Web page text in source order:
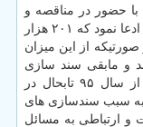
با حضور در مناقصه و
البته با رانت در مناقصه برنده شد، در سال ۹۴ ادعا نمود كه ۲۰۱ هزار
از این میزان
و مابقی سند سازی
بود كه امروز به سبب همین سند سازی ها از سال ۹۵ تابحال در
به سبب سندسازی های
ارتباطی به مسائل